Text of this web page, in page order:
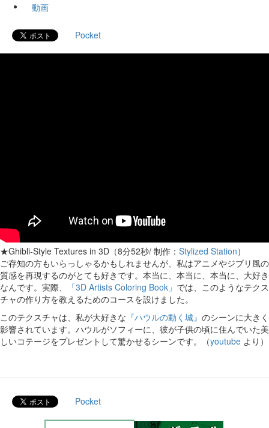
動画
Pocket
★Ghibli-Style Textures in 3D（8分52秒/ 制作： Stylized Station）
ご存知の方もいらっしゃるかもしれませんが、私はアニメやジブリ風の
質感を再現するのがとても好きです。本当に、本当に、本当に、大好き
なんです。実際、
「3D Artists Coloring Book」 では、このようなテクス
チャの作り方を教えるためのコースを設けました。
このテクスチャは、私が大好きな 『ハウルの動く城』 のシーンに大きく
影響されています。ハウルがソフィーに、彼が子供の頃に住んでいた美
しいコテージをプレゼントして驚かせるシーンです。（youtube より）
Pocket